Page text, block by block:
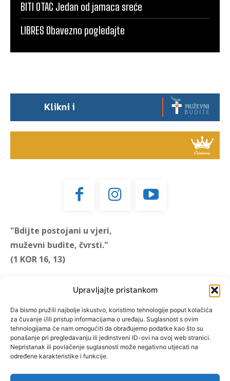
Upravljajte pristankom
Da bismo pružili najbolje iskustvo, koristimo tehnologije poput kolačića
za čuvanje i/ili pristup informacijama o uređaju. Suglasnost s ovim
tehnologijama će nam omogućiti da obrađujemo podatke kao što su
ponašanje pri pregledavanju ili jedinstveni ID-ovi na ovoj web stranici.
Nepristanak ili povlačenje suglasnosti može negativno utjecati na
određene karakteristike i funkcije.
BITI OTAC Jedan od jamaca sreće
LIBRES Obavezno pogledajte
"Bdijte postojani u vjeri,
"Muževni budite" prvi je
hrvatski portal za katoličke
muškarce koji pokušava
reafirmirati u današnje
vrijeme itekako narušen
biblijski koncept muževnosti,